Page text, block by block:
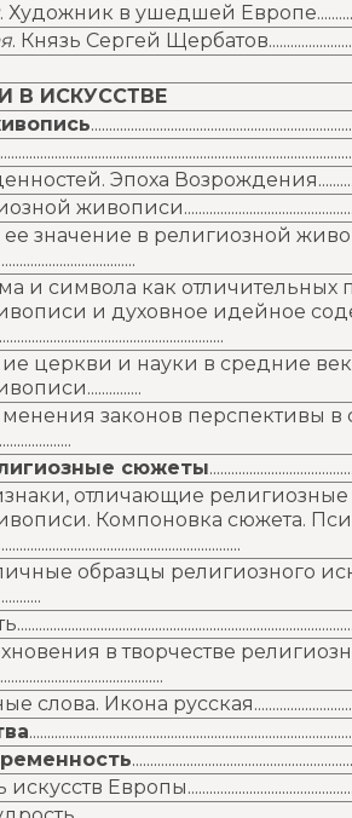
. Художник в ушедшей
. Князь Сергей
В ИСКУССТВЕ
Эпоха
ее значение в религиозной
и символа как
и духовное идейное
церкви и науки в средние
законов перспективы в
сюжеты
отличающие
Компоновка сюжета.
образцы религиозного
в творчестве
Икона